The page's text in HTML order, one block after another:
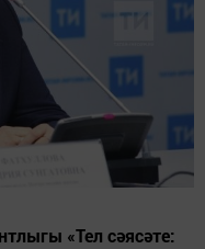
«Тел сәясәте: